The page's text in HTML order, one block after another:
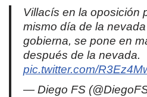
Villacís en la oposición
mismo día de la
gobierna, se pone en
después de la nevada.
pic.twitter.com/
— Diego FS